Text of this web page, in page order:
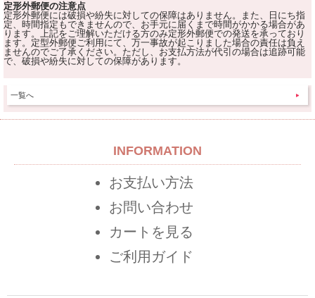
定形外郵便の注意点
定形外郵便には破損や紛失に対しての保障はありません。また、日にち指
定、時間指定もできませんので、お手元に届くまで時間がかかる場合があ
ります。上記をご理解いただける方のみ定形外郵便での発送を承っており
ます。定型外郵便ご利用にて、万一事故が起こりました場合の責任は負え
ませんのでご了承ください。ただし、お支払方法が代引の場合は追跡可能
で、破損や紛失に対しての保障があります。
一覧へ
INFORMATION
お支払い方法
お問い合わせ
カートを見る
ご利用ガイド